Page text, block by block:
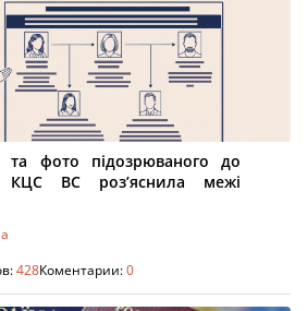
та фото підозрюваного до
ВС роз’яснила межі
428Коментарии:0